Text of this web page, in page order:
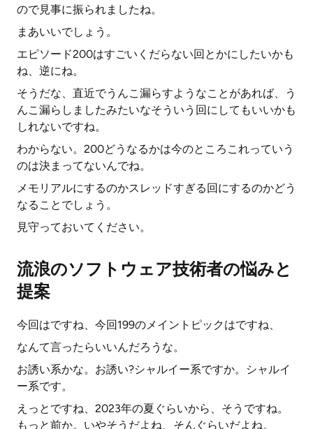
ので見事に振られましたね。
まあいいでしょう。
エピソード200はすごいくだらない回とかにしたいかも
ね、逆にね。
そうだな、直近でうんこ漏らすようなことがあれば、う
んこ漏らしましたみたいなそういう回にしてもいいかも
しれないですね。
わからない。200どうなるかは今のところこれっていう
のは決まってないんでね。
メモリアルにするのかスレッドすぎる回にするのかどう
なることでしょう。
見守っておいてください。
流浪のソフトウェア技術者の悩みと
提案
今回はですね、今回199のメイントピックはですね、
なんて言ったらいいんだろうな。
お誘い系かな。お誘い?シャルイー系ですか。シャルイ
ー系です。
えっとですね、2023年の夏ぐらいから、そうですね。
もっと前か。いやそうだよね、そんぐらいだよね。